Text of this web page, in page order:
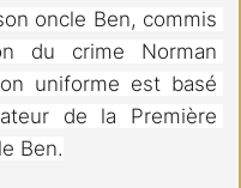
oncle Ben, commis
du crime Norman
uniforme est basé
de la Première
Ben.